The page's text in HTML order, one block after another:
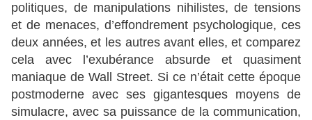
politiques, de manipulations nihilistes, de tensions
et de menaces, d’effondrement psychologique, ces
deux années, et les autres avant elles, et comparez
cela avec l’exubérance absurde et quasiment
maniaque de Wall Street. Si ce n’était cette époque
postmoderne avec ses gigantesques moyens de
simulacre, avec sa puissance de la communication,